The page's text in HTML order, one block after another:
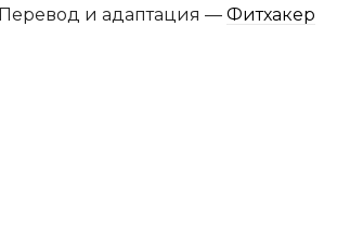
Перевод и адаптация — Фитхакер